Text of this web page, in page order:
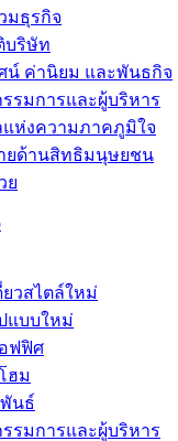
มธุรกิจ
บริษัท
น์ ค่านิยม และพันธกิจ
รมการและผู้บริหาร
แห่งความภาคภูมิใจ
ยด้านสิทธิมนุษยชน
ย
ยวสไตล์ใหม่
แบบใหม่
ฟฟิศ
ฮม
นธ์
รมการและผู้บริหาร